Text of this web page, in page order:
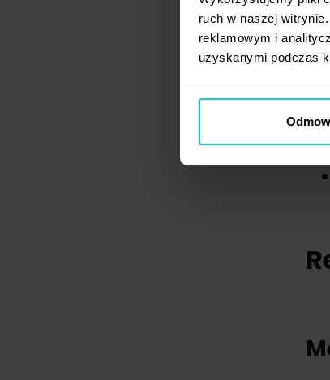
ruch w naszej
reklamowym i
uzyskanymi podczas